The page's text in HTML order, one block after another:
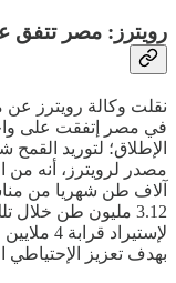
رويترز: مصر تتفق على شراء 3
نقلت وكالة رويترز عن
في مصر إتفقت على
آلاف طن شهريا من
3.12 مليون طن
بهدف تعزيز الإحتياطي